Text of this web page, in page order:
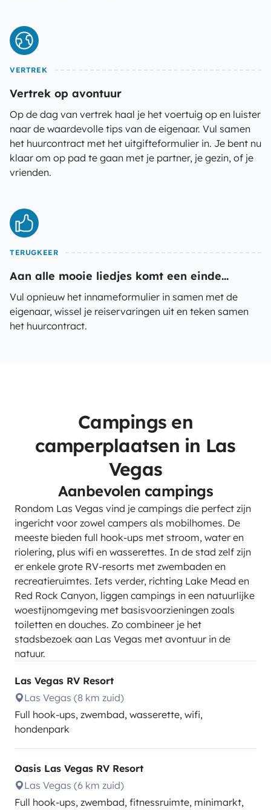
VERTREK
Vertrek op avontuur
Op de dag van vertrek haal je het voertuig op en luister
naar de waardevolle tips van de eigenaar. Vul samen
het huurcontract met het uitgifteformulier in. Je bent nu
klaar om op pad te gaan met je partner, je gezin, of je
vrienden.
TERUGKEER
Aan alle mooie liedjes komt een einde...
Vul opnieuw het innameformulier in samen met de
eigenaar, wissel je reiservaringen uit en teken samen
het huurcontract.
Campings en
camperplaatsen in Las
Vegas
Aanbevolen campings
Rondom Las Vegas vind je campings die perfect zijn
ingericht voor zowel campers als mobilhomes. De
meeste bieden full hook-ups met stroom, water en
riolering, plus wifi en wasserettes. In de stad zelf zijn
er enkele grote RV-resorts met zwembaden en
recreatieruimtes. Iets verder, richting Lake Mead en
Red Rock Canyon, liggen campings in een natuurlijke
woestijnomgeving met basisvoorzieningen zoals
toiletten en douches. Zo combineer je het
stadsbezoek aan Las Vegas met avontuur in de
natuur.
Las Vegas RV Resort
Las Vegas (8 km zuid)
Full hook-ups, zwembad, wasserette, wifi,
hondenpark
Oasis Las Vegas RV Resort
Las Vegas (6 km zuid)
Full hook-ups, zwembad, fitnessruimte, minimarkt,